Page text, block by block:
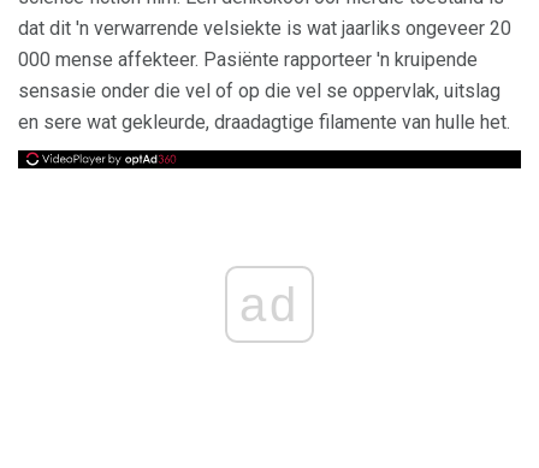
dat dit 'n verwarrende velsiekte is wat jaarliks ​​ongeveer 20
000 mense affekteer. Pasiënte rapporteer 'n kruipende
sensasie onder die vel of op die vel se oppervlak, uitslag
en sere wat gekleurde, draadagtige filamente van hulle het.
ad